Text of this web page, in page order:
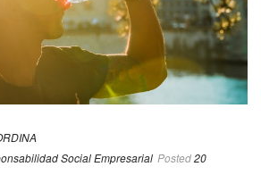
Social Empresarial Posted20